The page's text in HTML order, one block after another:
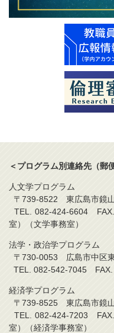
＜プログラム別連絡先（郵
人文学プログラム
〒739-8522 東広島市鏡
TEL. 082-424-6604
室）（文学事務室）
法学・政治学プログラム
〒730-0053 広島市中区
TEL. 082-542-7045 FAX.
経済学プログラム
〒739-8525 東広島市鏡
TEL. 082-424-7203
室）（経済学事務室）